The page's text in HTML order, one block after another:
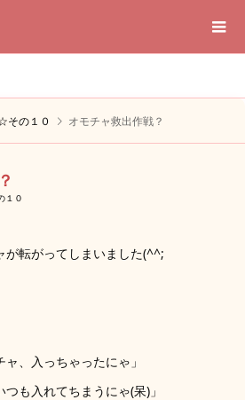
その１０ オモチャ救出作戦？
１０
が転がってしまいました(^^;
、入っちゃったにゃ」
つも入れてちまうにゃ(呆)」